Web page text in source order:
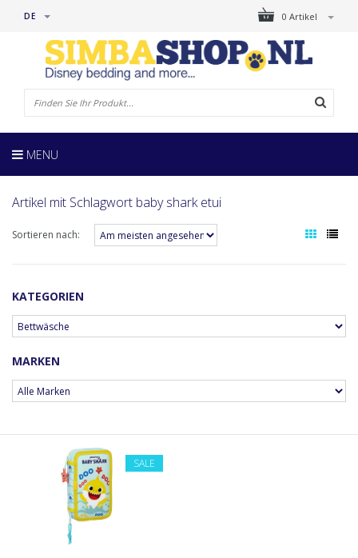
0 Artikel
DE
MENU
Artikel mit Schlagwort baby shark etui
Sortieren nach:
KATEGORIEN
MARKEN
SALE